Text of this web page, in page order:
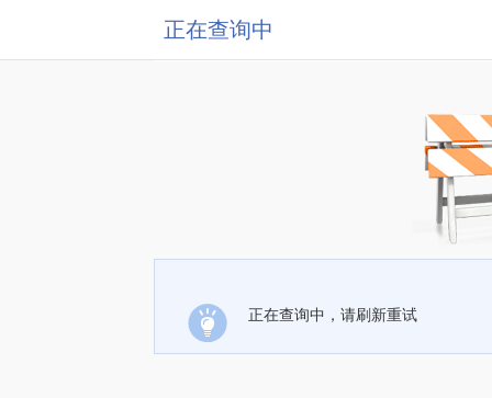
正在查询中
正在查询中，请刷新重试